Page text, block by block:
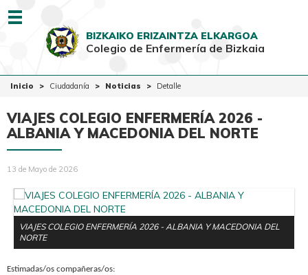
EUSK CAST
Colegiadas-os
BIZKAIKO ERIZAINTZA ELKARGOA
Colegio de Enfermería de Bizkaia
Inicio Ciudadanía Noticias Detalle
VIAJES COLEGIO ENFERMERÍA 2026 -
ALBANIA Y MACEDONIA DEL NORTE
13 de Mayo de 2026
VIAJES COLEGIO ENFERMERÍA 2026 - ALBANIA Y MACEDONIA DEL
NORTE
Estimadas/os compañeras/os: